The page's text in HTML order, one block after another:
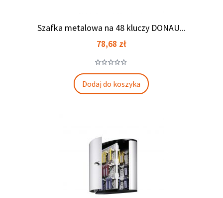
Szafka metalowa na 48 kluczy DONAU...
Cena
78,68 zł
Dodaj do koszyka